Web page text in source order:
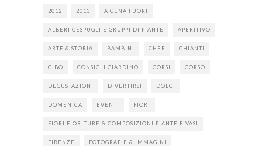
2012 2013 A CENA FUORI
ALBERI CESPUGLI E GRUPPI DI PIANTE APERITIVO
ARTE & STORIA BAMBINI CHEF CHIANTI
CIBO CONSIGLI GIARDINO CORSI CORSO
DEGUSTAZIONI DIVERTIRSI DOLCI
DOMENICA EVENTI FIORI
FIORI FIORITURE & COMPOSIZIONI PIANTE E VASI
FIRENZE FOTOGRAFIE & IMMAGINI